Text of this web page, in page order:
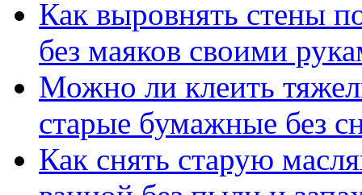
Как выровнять стены
без маяков своими
Можно ли клеить
старые бумажные без
Как снять старую